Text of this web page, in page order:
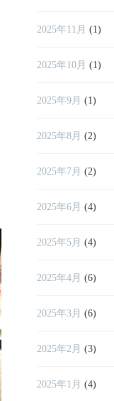
2025年11月 (1)
2025年10月 (1)
2025年9月 (1)
2025年8月 (2)
2025年7月 (2)
2025年6月 (4)
2025年5月 (4)
2025年4月 (6)
2025年3月 (6)
2025年2月 (3)
2025年1月 (4)